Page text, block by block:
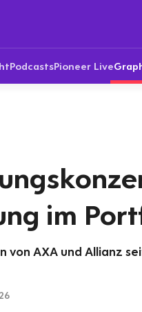
PodcastsPioneer Live
im
von AXA und Allianz